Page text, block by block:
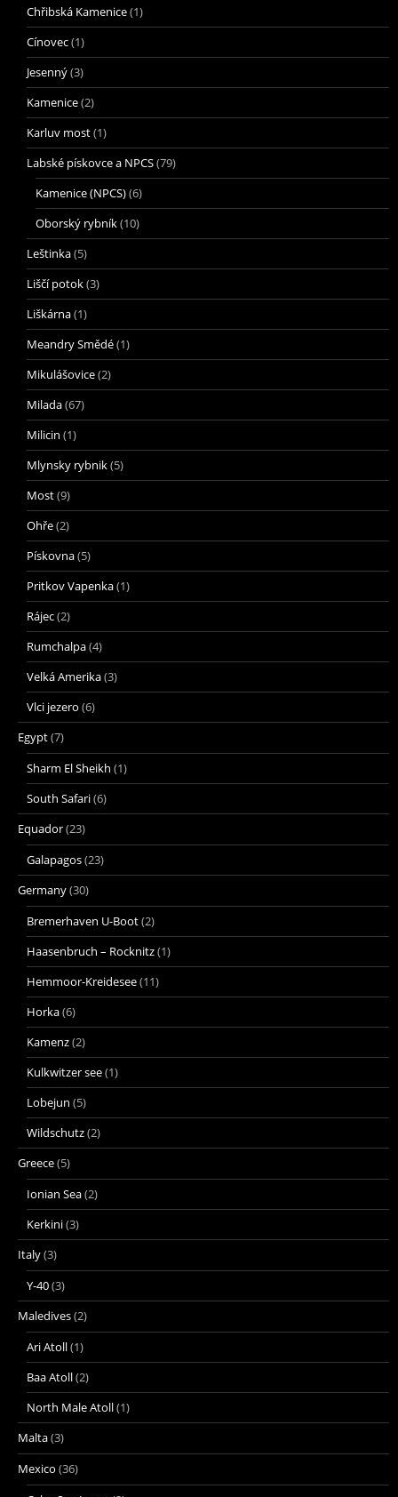
Chřibská Kamenice(1)
Cínovec(1)
Jesenný(3)
Kamenice(2)
Karluv most(1)
Labské pískovce a NPCS(79)
Kamenice (NPCS)(6)
Oborský rybník(10)
Leštinka(5)
Liščí potok(3)
Liškárna(1)
Meandry Smědé(1)
Mikulášovice(2)
Milada(67)
Milicin (1)
Mlynsky rybnik(5)
Most(9)
Ohře(2)
Pískovna(5)
Pritkov Vapenka(1)
Rájec(2)
Rumchalpa(4)
Velká Amerika(3)
Vlci jezero (6)
Egypt(7)
Sharm El Sheikh (1)
South Safari(6)
Equador(23)
Galapagos(23)
Germany(30)
Bremerhaven U-Boot(2)
Haasenbruch – Rocknitz(1)
Hemmoor-Kreidesee(11)
Horka(6)
Kamenz(2)
Kulkwitzer see(1)
Lobejun (5)
Wildschutz(2)
Greece(5)
Ionian Sea(2)
Kerkini(3)
Italy(3)
Y-40(3)
Maledives(2)
Ari Atoll(1)
Baa Atoll(2)
North Male Atoll(1)
Malta(3)
Mexico (36)